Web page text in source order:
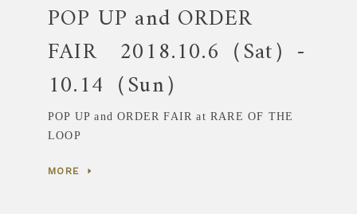
POP UP and ORDER
FAIR 2018.10.6（Sat）-
10.14（Sun）
POP UP and ORDER FAIR at RARE OF THE
LOOP
MORE